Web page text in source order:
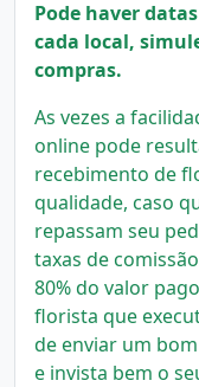
Pode haver
cada local,
compras.
As vezes a
online pode
recebimento de
qualidade, caso
repassam seu
taxas de
80% do valor
florista que
de enviar um
e invista bem o